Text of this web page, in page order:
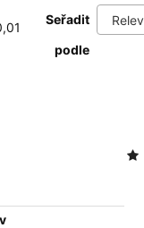
Seřadit
podle